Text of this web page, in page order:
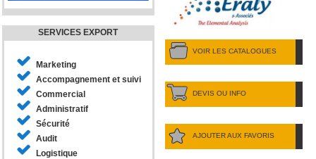
SERVICES EXPORT
Marketing
Accompagnement et suivi
Commercial
Administratif
Sécurité
Audit
Logistique
VOIR LES CATALOGUES
DEVIS OU INFO
AJOUTER AUX FAVORIS